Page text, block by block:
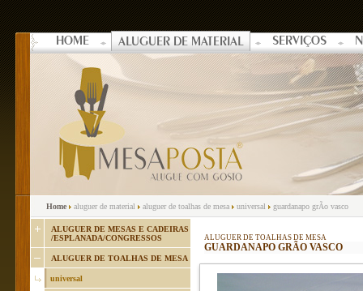
HOME ALUGUER DE MATERIAL SERVIÇOS
Home aluguer de material aluguer de toalhas de mesa universal guardanapo grÃo vasco
ALUGUER DE MESAS E CADEIRAS
/ESPLANADA/CONGRESSOS
ALUGUER DE TOALHAS DE MESA
universal
ALUGUER DE TOALHAS DE MESA
GUARDANAPO GRÃO VASCO